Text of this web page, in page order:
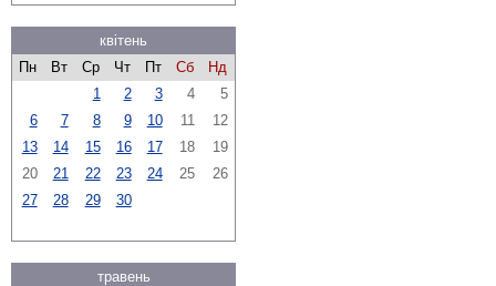
квітень
Пн
Вт Ср Чт Пт Сб
Нд
1
2 3 4
5
6
7 8 9 10 11
12
13
14 15 16 17 18
19
20
21 22 23 24 25
26
27
28 29 30
травень